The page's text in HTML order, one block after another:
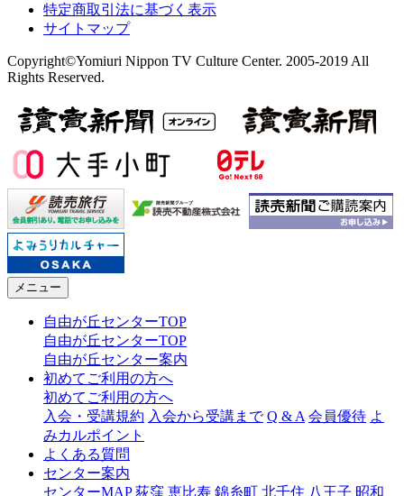
特定商取引法に基づく表示
サイトマップ
Copyright©Yomiuri Nippon TV Culture Center. 2005-2019 All
Rights Reserved.
メニュー
自由が丘センターTOP
自由が丘センターTOP
自由が丘センター案内
初めてご利用の方へ
初めてご利用の方へ
入会・受講規約 入会から受講まで Q & A 会員優待 よ
みカルポイント
よくある質問
センター案内
センターMAP 荻窪 恵比寿 錦糸町 北千住 八王子 昭和